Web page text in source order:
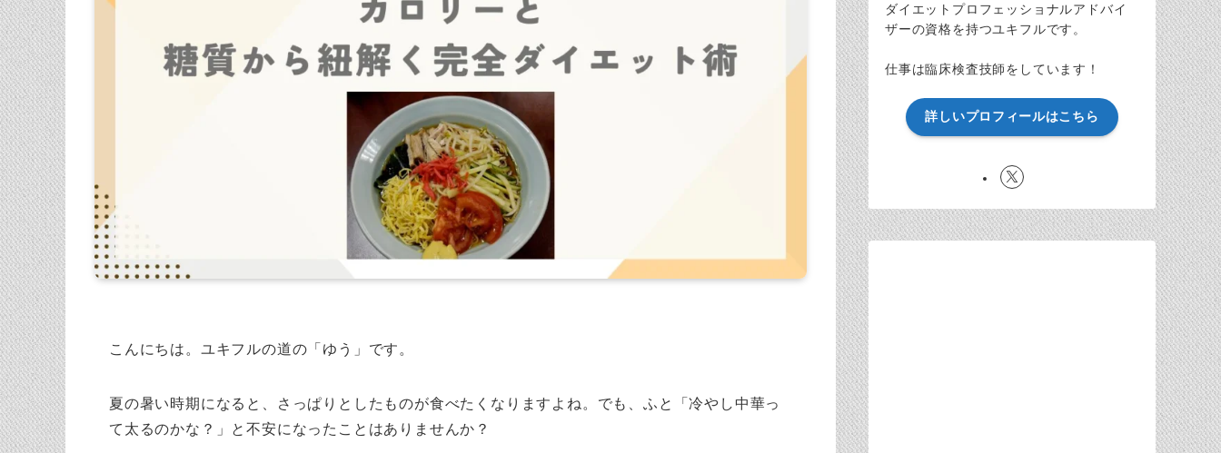
こんにちは。ユキフルの道の「ゆう」です。
夏の暑い時期になると、さっぱりとしたものが食べたくなりますよね。でも、ふと「冷やし中華っ
て太るのかな？」と不安になったことはありませんか？
ダイエットプロフェッショナルアドバイ
ザーの資格を持つユキフルです。
仕事は臨床検査技師をしています！
詳しいプロフィールはこちら